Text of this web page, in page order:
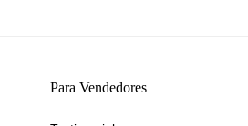
Para Vendedores